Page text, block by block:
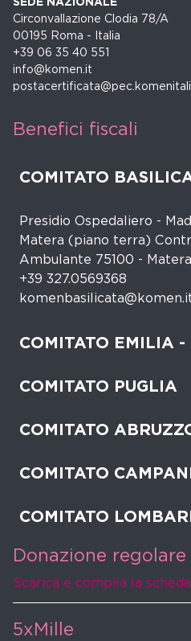
Circonvallazione Clodia 78/A
00195 Roma - Italia
+39 06 35 40 551
info@komen.it
Benefici fiscali
COMITATO
Presidio Ospedaliero -
Matera (piano terra)
Ambulante 75100 - Matera
+39 327.0569368
COMITATO EMILIA -
COMITATO PUGLIA
COMITATO
COMITATO
COMITATO
Donazione regolare
Scarica e compila la scheda
5xMille